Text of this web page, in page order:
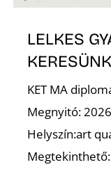
LELKES
KET MA
Megnyitó:
Helyszín:art